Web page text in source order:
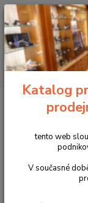
+420 225 375 800
Novinky v
Střenky
CZ
Katalog
tento web
V současné